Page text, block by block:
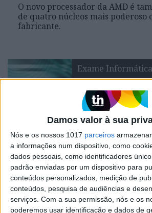
Damos valor à sua
Nós e os nossos 1017 parceiros
a informações num dispositivo, como
dados pessoais, como identificadores
padrão enviadas por um dispositivo para
conteúdos personalizados, medição de
conteúdos, pesquisa de audiências e
serviços. Com a sua permissão, nós e os
poderemos usar identificação e dados de
O novo processador da AMD é
de quatro núcleos mais poderoso
fabricante.
Exame Informática
EXAME INFORMÁTICA
Os AMD Phenom II X6
modo Turbo